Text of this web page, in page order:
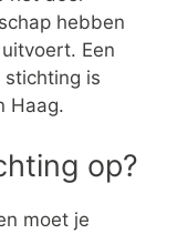
hebben
Een
stichting is
Haag.
op?
moet je